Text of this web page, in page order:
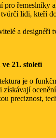
pro řemeslníky
lidi, kteří
a designéři
21. století
je o
získávají
preciznost,